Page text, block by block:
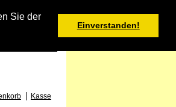
Sie der
Einverstanden!
Kasse